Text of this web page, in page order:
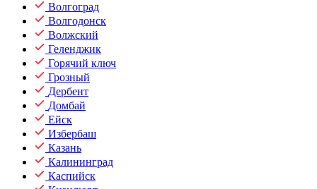
Волгоград
Волгодонск
Волжский
Геленджик
Горячий ключ
Грозный
Дербент
Домбай
Ейск
Избербаш
Казань
Калининград
Каспийск